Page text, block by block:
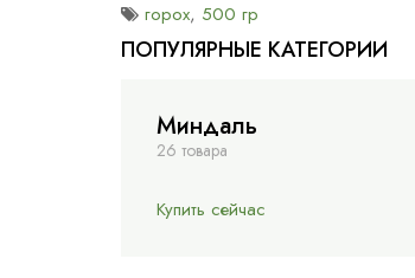
горох, 500 гр
ПОПУЛЯРНЫЕ КАТЕГОРИИ
Миндаль
26 товара
Купить сейчас